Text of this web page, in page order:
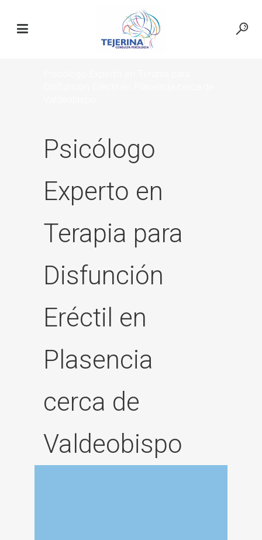
Psicólogo
Experto en
Terapia para
Disfunción
Eréctil en
Plasencia
cerca de
Valdeobispo